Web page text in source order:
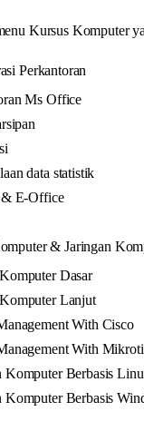
Kursus Komputer
Perkantoran
Ms Office
data statistik
& E-Office
& Jaringan
Dasar
Lanjut
With Cisco
With
Komputer Berbasis
Komputer Berbasis